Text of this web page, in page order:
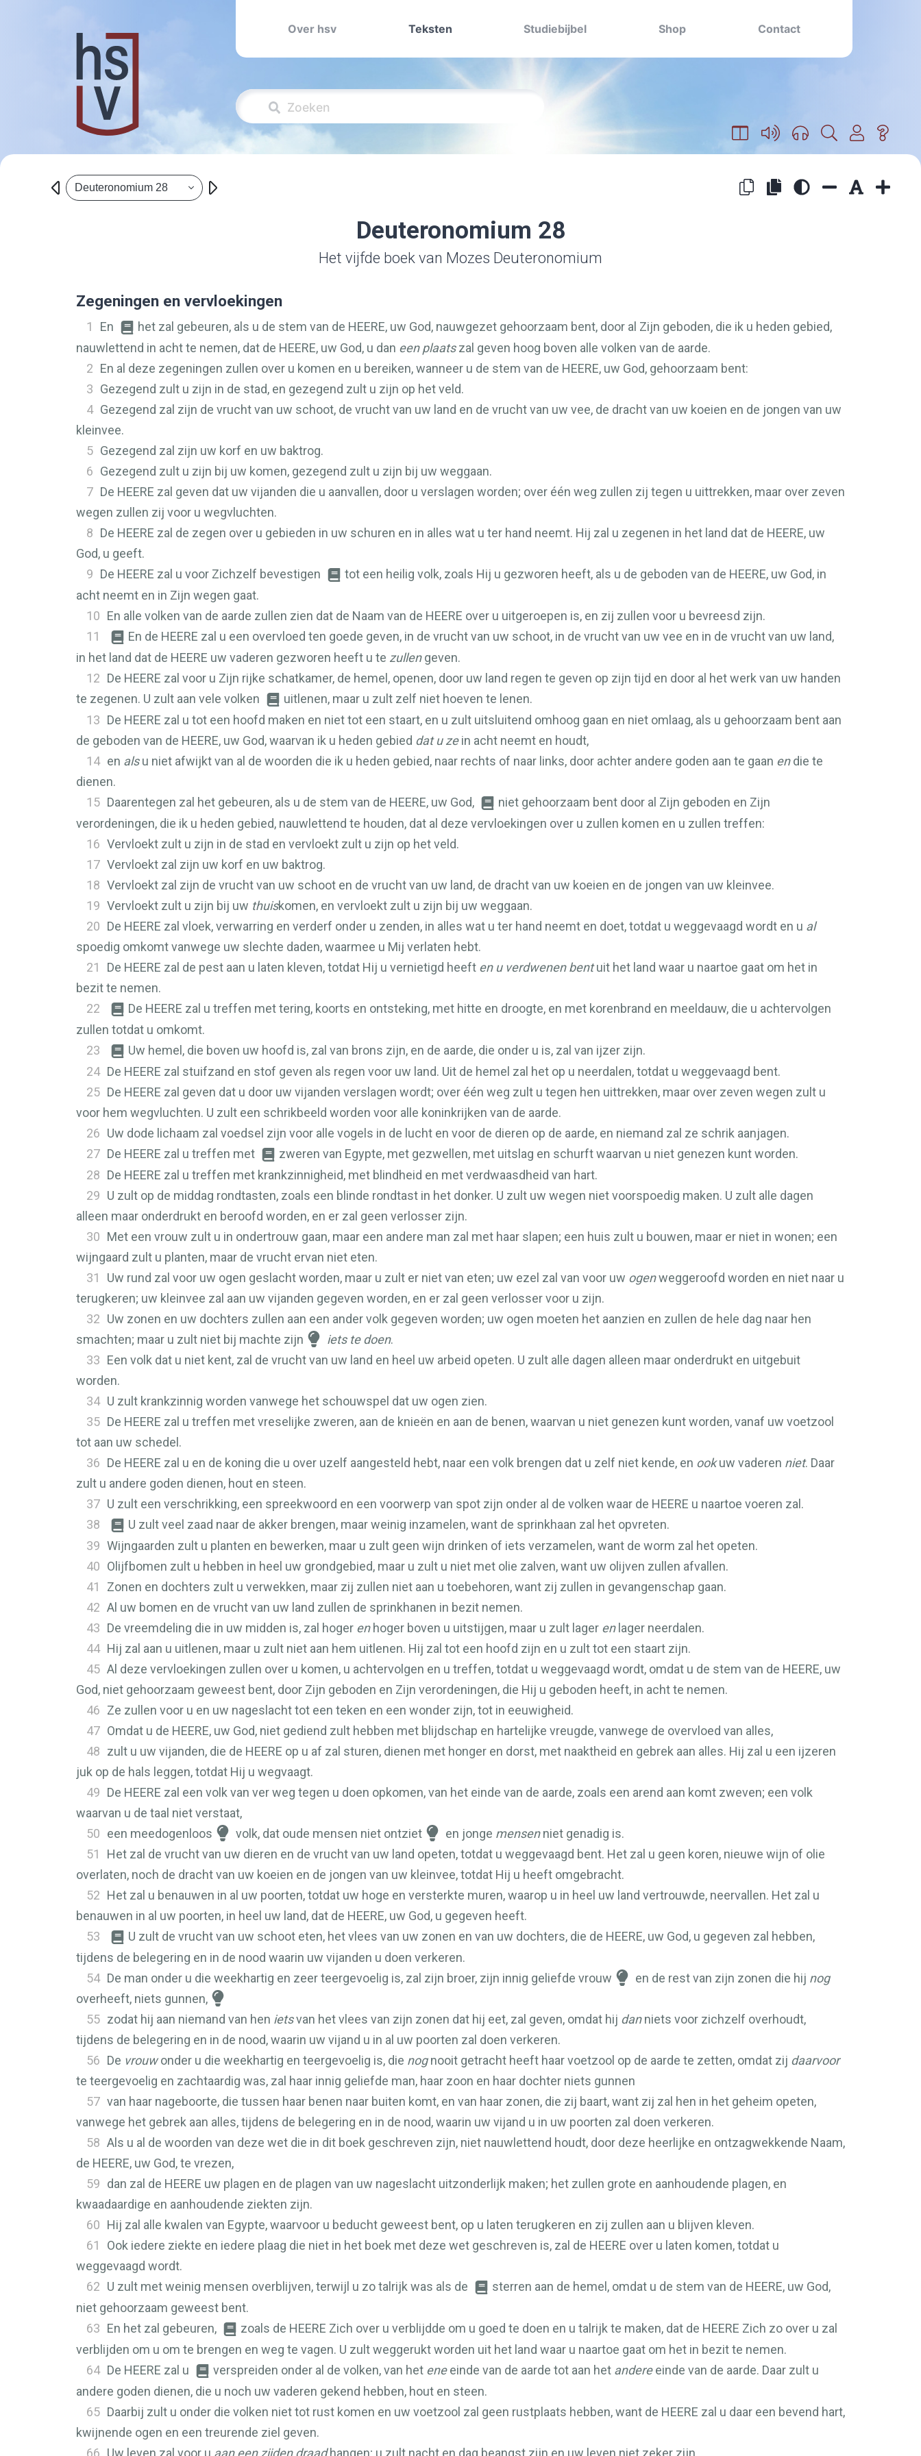
Over hsv Teksten Studiebijbel Shop Contact
Deuteronomium 28
Deuteronomium 28
Het vijfde boek van Mozes Deuteronomium
Zegeningen en vervloekingen
1 En het zal gebeuren, als u de stem van de HEERE, uw God, nauwgezet gehoorzaam bent, door al Zijn geboden, die ik u heden gebied,
nauwlettend in acht te nemen, dat de HEERE, uw God, u dan een plaatszal geven hoog boven alle volken van de aarde.
2 En al deze zegeningen zullen over u komen en u bereiken, wanneer u de stem van de HEERE, uw God, gehoorzaam bent:
3 Gezegend zult u zijn in de stad, en gezegend zult u zijn op het veld.
4 Gezegend zal zijn de vrucht van uw schoot, de vrucht van uw land en de vrucht van uw vee, de dracht van uw koeien en de jongen van uw
kleinvee.
5 Gezegend zal zijn uw korf en uw baktrog.
6 Gezegend zult u zijn bij uw komen, gezegend zult u zijn bij uw weggaan.
7 De HEERE zal geven dat uw vijanden die u aanvallen, door u verslagen worden; over één weg zullen zij tegen u uittrekken, maar over zeven
wegen zullen zij voor u wegvluchten.
8 De HEERE zal de zegen over u gebieden in uw schuren en in alles wat u ter hand neemt. Hij zal u zegenen in het land dat de HEERE, uw
God, u geeft.
9 De HEERE zal u voor Zichzelf bevestigen tot een heilig volk, zoals Hij u gezworen heeft, als u de geboden van de HEERE, uw God, in
acht neemt en in Zijn wegen gaat.
10 En alle volken van de aarde zullen zien dat de Naam van de HEERE over u uitgeroepen is, en zij zullen voor u bevreesd zijn.
11
En de HEERE zal u een overvloed ten goede geven, in de vrucht van uw schoot, in de vrucht van uw vee en in de vrucht van uw land,
in het land dat de HEERE uw vaderen gezworen heeft u te zullengeven.
12 De HEERE zal voor u Zijn rijke schatkamer, de hemel, openen, door uw land regen te geven op zijn tijd en door al het werk van uw handen
te zegenen. U zult aan vele volken
uitlenen, maar u zult zelf niet hoeven te lenen.
13 De HEERE zal u tot een hoofd maken en niet tot een staart, en u zult uitsluitend omhoog gaan en niet omlaag, als u gehoorzaam bent aan
de geboden van de HEERE, uw God, waarvan ik u heden gebied dat u zein acht neemt en houdt,
14 en alsu niet afwijkt van al de woorden die ik u heden gebied, naar rechts of naar links, door achter andere goden aan te gaan endie te
dienen.
15 Daarentegen zal het gebeuren, als u de stem van de HEERE, uw God,
niet gehoorzaam bent door al Zijn geboden en Zijn
verordeningen, die ik u heden gebied, nauwlettend te houden, dat al deze vervloekingen over u zullen komen en u zullen treffen:
16 Vervloekt zult u zijn in de stad en vervloekt zult u zijn op het veld.
17 Vervloekt zal zijn uw korf en uw baktrog.
18 Vervloekt zal zijn de vrucht van uw schoot en de vrucht van uw land, de dracht van uw koeien en de jongen van uw kleinvee.
19 Vervloekt zult u zijn bij uw thuiskomen, en vervloekt zult u zijn bij uw weggaan.
20 De HEERE zal vloek, verwarring en verderf onder u zenden, in alles wat u ter hand neemt en doet, totdat u weggevaagd wordt en u al
spoedig omkomt vanwege uw slechte daden, waarmee u Mij verlaten hebt.
21
De HEERE zal de pest aan u laten kleven, totdat Hij u vernietigd heeft en u verdwenen bentuit het land waar u naartoe gaat om het in
bezit te nemen.
22
De HEERE zal u treffen met tering, koorts en ontsteking, met hitte en droogte, en met korenbrand en meeldauw, die u achtervolgen
zullen totdat u omkomt.
23
Uw hemel, die boven uw hoofd is, zal van brons zijn, en de aarde, die onder u is, zal van ijzer zijn.
24 De HEERE zal stuifzand en stof geven als regen voor uw land. Uit de hemel zal het op u neerdalen, totdat u weggevaagd bent.
25 De HEERE zal geven dat u door uw vijanden verslagen wordt; over één weg zult u tegen hen uittrekken, maar over zeven wegen zult u
voor hem wegvluchten. U zult een schrikbeeld worden voor alle koninkrijken van de aarde.
26 Uw dode lichaam zal voedsel zijn voor alle vogels in de lucht en voor de dieren op de aarde, en niemand zal ze schrik aanjagen.
27 De HEERE zal u treffen met
zweren van Egypte, met gezwellen, met uitslag en schurft waarvan u niet genezen kunt worden.
28 De HEERE zal u treffen met krankzinnigheid, met blindheid en met verdwaasdheid van hart.
29 U zult op de middag rondtasten, zoals een blinde rondtast in het donker. U zult uw wegen niet voorspoedig maken. U zult alle dagen
alleen maar onderdrukt en beroofd worden, en er zal geen verlosser zijn.
30 Met een vrouw zult u in ondertrouw gaan, maar een andere man zal met haar slapen; een huis zult u bouwen, maar er niet in wonen; een
wijngaard zult u planten, maar de vrucht ervan niet eten.
31
Uw rund zal voor uw ogen geslacht worden, maar u zult er niet van eten; uw ezel zal van voor uw ogenweggeroofd worden en niet naar u
terugkeren; uw kleinvee zal aan uw vijanden gegeven worden, en er zal geen verlosser voor u zijn.
32 Uw zonen en uw dochters zullen aan een ander volk gegeven worden; uw ogen moeten het aanzien en zullen de hele dag naar hen
smachten; maar u zult niet bij machte zijn
iets te doen.
33 Een volk dat u niet kent, zal de vrucht van uw land en heel uw arbeid opeten. U zult alle dagen alleen maar onderdrukt en uitgebuit
worden.
34 U zult krankzinnig worden vanwege het schouwspel dat uw ogen zien.
35 De HEERE zal u treffen met vreselijke zweren, aan de knieën en aan de benen, waarvan u niet genezen kunt worden, vanaf uw voetzool
tot aan uw schedel.
36 De HEERE zal u en de koning die u over uzelf aangesteld hebt, naar een volk brengen dat u zelf niet kende, en ookuw vaderen niet. Daar
zult u andere goden dienen, hout en steen.
37 U zult een verschrikking, een spreekwoord en een voorwerp van spot zijn onder al de volken waar de HEERE u naartoe voeren zal.
38
U zult veel zaad naar de akker brengen, maar weinig inzamelen, want de sprinkhaan zal het opvreten.
39 Wijngaarden zult u planten en bewerken, maar u zult geen wijn drinken of iets verzamelen, want de worm zal het opeten.
40 Olijfbomen zult u hebben in heel uw grondgebied, maar u zult u niet met olie zalven, want uw olijven zullen afvallen.
41
Zonen en dochters zult u verwekken, maar zij zullen niet aan u toebehoren, want zij zullen in gevangenschap gaan.
42 Al uw bomen en de vrucht van uw land zullen de sprinkhanen in bezit nemen.
43 De vreemdeling die in uw midden is, zal hoger enhoger boven u uitstijgen, maar u zult lager enlager neerdalen.
44 Hij zal aan u uitlenen, maar u zult niet aan hem uitlenen. Hij zal tot een hoofd zijn en u zult tot een staart zijn.
45 Al deze vervloekingen zullen over u komen, u achtervolgen en u treffen, totdat u weggevaagd wordt, omdat u de stem van de HEERE, uw
God, niet gehoorzaam geweest bent, door Zijn geboden en Zijn verordeningen, die Hij u geboden heeft, in acht te nemen.
46 Ze zullen voor u en uw nageslacht tot een teken en een wonder zijn, tot in eeuwigheid.
47 Omdat u de HEERE, uw God, niet gediend zult hebben met blijdschap en hartelijke vreugde, vanwege de overvloed van alles,
48 zult u uw vijanden, die de HEERE op u af zal sturen, dienen met honger en dorst, met naaktheid en gebrek aan alles. Hij zal u een ijzeren
juk op de hals leggen, totdat Hij u wegvaagt.
49 De HEERE zal een volk van ver weg tegen u doen opkomen, van het einde van de aarde, zoals een arend aan komt zweven; een volk
waarvan u de taal niet verstaat,
50 een meedogenloos volk, dat oude mensen niet ontziet en jonge mensenniet genadig is.
51
Het zal de vrucht van uw dieren en de vrucht van uw land opeten, totdat u weggevaagd bent. Het zal u geen koren, nieuwe wijn of olie
overlaten, noch de dracht van uw koeien en de jongen van uw kleinvee, totdat Hij u heeft omgebracht.
52 Het zal u benauwen in al uw poorten, totdat uw hoge en versterkte muren, waarop u in heel uw land vertrouwde, neervallen. Het zal u
benauwen in al uw poorten, in heel uw land, dat de HEERE, uw God, u gegeven heeft.
53
U zult de vrucht van uw schoot eten, het vlees van uw zonen en van uw dochters, die de HEERE, uw God, u gegeven zal hebben,
tijdens de belegering en in de nood waarin uw vijanden u doen verkeren.
54 De man onder u die weekhartig en zeer teergevoelig is, zal zijn broer, zijn innig geliefde vrouw en de rest van zijn zonen die hij nog
overheeft, niets gunnen,
55 zodat hij aan niemand van hen ietsvan het vlees van zijn zonen dat hij eet, zal geven, omdat hij danniets voor zichzelf overhoudt,
tijdens de belegering en in de nood, waarin uw vijand u in al uw poorten zal doen verkeren.
56 De vrouwonder u die weekhartig en teergevoelig is, die nognooit getracht heeft haar voetzool op de aarde te zetten, omdat zij daarvoor
te teergevoelig en zachtaardig was, zal haar innig geliefde man, haar zoon en haar dochter niets gunnen
57 van haar nageboorte, die tussen haar benen naar buiten komt, en van haar zonen, die zij baart, want zij zal hen in het geheim opeten,
vanwege het gebrek aan alles, tijdens de belegering en in de nood, waarin uw vijand u in uw poorten zal doen verkeren.
58 Als u al de woorden van deze wet die in dit boek geschreven zijn, niet nauwlettend houdt, door deze heerlijke en ontzagwekkende Naam,
de HEERE, uw God, te vrezen,
59 dan zal de HEERE uw plagen en de plagen van uw nageslacht uitzonderlijk maken; het zullen grote en aanhoudende plagen, en
kwaadaardige en aanhoudende ziekten zijn.
60 Hij zal alle kwalen van Egypte, waarvoor u beducht geweest bent, op u laten terugkeren en zij zullen aan u blijven kleven.
61
Ook iedere ziekte en iedere plaag die niet in het boek met deze wet geschreven is, zal de HEERE over u laten komen, totdat u
weggevaagd wordt.
62 U zult met weinig mensen overblijven, terwijl u zo talrijk was als de sterren aan de hemel, omdat u de stem van de HEERE, uw God,
niet gehoorzaam geweest bent.
63 En het zal gebeuren, zoals de HEERE Zich over u verblijdde om u goed te doen en u talrijk te maken, dat de HEERE Zich zo over u zal
verblijden om u om te brengen en weg te vagen. U zult weggerukt worden uit het land waar u naartoe gaat om het in bezit te nemen.
64 De HEERE zal u verspreiden onder al de volken, van het eneeinde van de aarde tot aan het andereeinde van de aarde. Daar zult u
andere goden dienen, die u noch uw vaderen gekend hebben, hout en steen.
65 Daarbij zult u onder die volken niet tot rust komen en uw voetzool zal geen rustplaats hebben, want de HEERE zal u daar een bevend hart,
kwijnende ogen en een treurende ziel geven.
66 Uw leven zal voor u aan een zijden draadhangen; u zult nacht en dag beangst zijn en uw leven niet zeker zijn.